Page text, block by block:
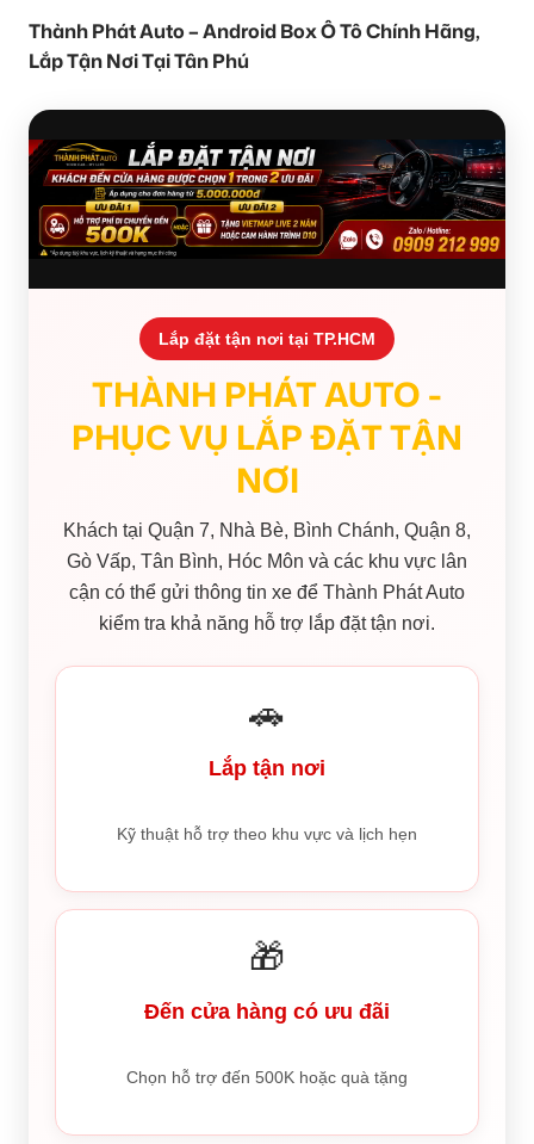
Thành Phát Auto – Android Box Ô Tô Chính Hãng,
Lắp Tận Nơi Tại Tân Phú
Lắp đặt tận nơi tại TP.HCM
THÀNH PHÁT AUTO -
PHỤC VỤ LẮP ĐẶT TẬN
NƠI
Khách tại Quận 7, Nhà Bè, Bình Chánh, Quận 8,
Gò Vấp, Tân Bình, Hóc Môn và các khu vực lân
cận có thể gửi thông tin xe để Thành Phát Auto
kiểm tra khả năng hỗ trợ lắp đặt tận nơi.
🚗
Lắp tận nơi
Kỹ thuật hỗ trợ theo khu vực và lịch hẹn
🎁
Đến cửa hàng có ưu đãi
Chọn hỗ trợ đến 500K hoặc quà tặng